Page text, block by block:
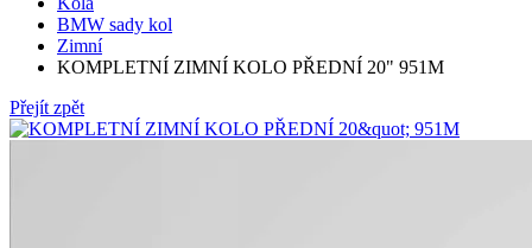
BMW sady kol
Zimní
KOMPLETNÍ ZIMNÍ KOLO PŘEDNÍ 20" 951M
Přejít zpět